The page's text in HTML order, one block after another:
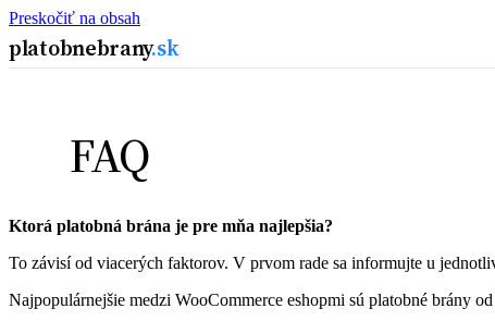
Preskočiť na obsah
platobnebrany.sk
FAQ
Ktorá platobná brána je pre mňa najlepšia?
To závisí od viacerých faktorov. V prvom rade sa informujte u
Najpopulárnejšie medzi WooCommerce eshopmi sú platobné brány od